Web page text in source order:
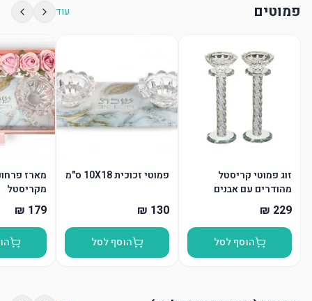
פמוטים עוד
זוג פמוטי קריסטל
מהודרים עם אבנים
הוסף לסל
פמוטי זכוכית 10X18 ס"מ
הוסף לסל
מארז
מקריסטל